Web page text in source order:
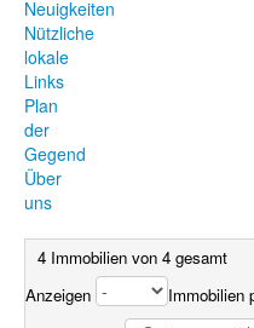
Neuigkeiten
Nützliche
lokale
Links
Plan
der
Gegend
Über
uns
4 Immobilien von 4 gesamt
Anzeigen
Immobilien